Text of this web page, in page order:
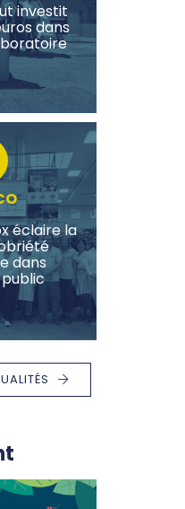
investit
dans
éclaire la
dans
public